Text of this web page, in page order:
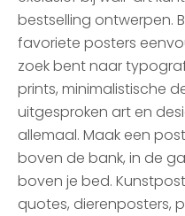
bestselling ontwerpen.
favoriete posters
zoek bent naar
prints, minimalistische
uitgesproken art en
allemaal. Maak een
boven de bank, in de
boven je bed.
quotes, dierenposters,